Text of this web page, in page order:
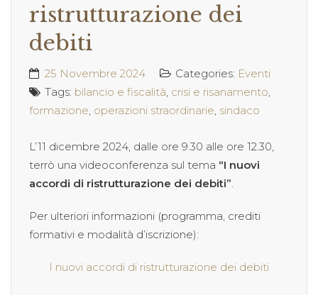
ristrutturazione dei
debiti
25 Novembre 2024 Categories: Eventi
Tags: bilancio e fiscalità, crisi e risanamento,
formazione, operazioni straordinarie, sindaco
L’11 dicembre 2024, dalle ore 9.30 alle ore 12.30,
terrò una videoconferenza sul tema “I nuovi
accordi di ristrutturazione dei debiti”.
Per ulteriori informazioni (programma, crediti
formativi e modalità d’iscrizione):
I nuovi accordi di ristrutturazione dei debiti